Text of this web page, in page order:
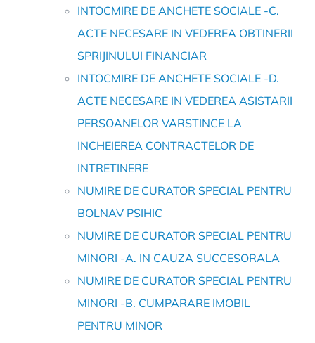
INTOCMIRE DE ANCHETE SOCIALE -C.
ACTE NECESARE IN VEDEREA OBTINERII
SPRIJINULUI FINANCIAR
INTOCMIRE DE ANCHETE SOCIALE -D.
ACTE NECESARE IN VEDEREA ASISTARII
PERSOANELOR VARSTINCE LA
INCHEIEREA CONTRACTELOR DE
INTRETINERE
NUMIRE DE CURATOR SPECIAL PENTRU
BOLNAV PSIHIC
NUMIRE DE CURATOR SPECIAL PENTRU
MINORI -A. IN CAUZA SUCCESORALA
NUMIRE DE CURATOR SPECIAL PENTRU
MINORI -B. CUMPARARE IMOBIL
PENTRU MINOR